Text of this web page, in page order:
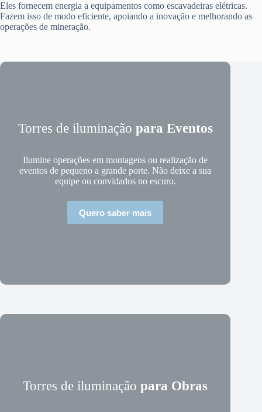
Eles fornecem energia a equipamentos como escavadeiras elétricas.
Fazem isso de modo eficiente, apoiando a inovação e melhorando as
operações de mineração.
Torres de iluminação para Eventos
Ilumine operações em montagens ou realização de
eventos de pequeno a grande porte. Não deixe a sua
equipe ou convidados no escuro.
Quero saber mais
Torres de iluminaçãopara Obras